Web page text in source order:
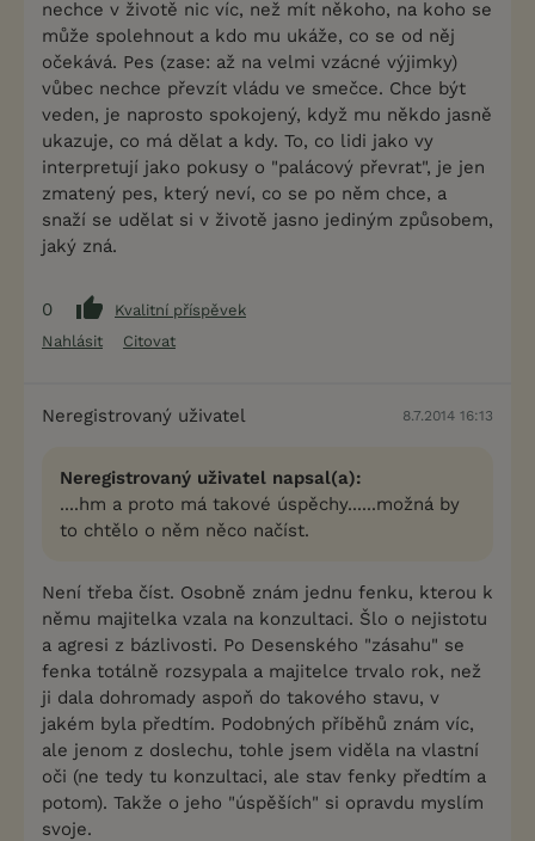
nechce v životě nic víc, než mít někoho, na koho se
může spolehnout a kdo mu ukáže, co se od něj
očekává. Pes (zase: až na velmi vzácné výjimky)
vůbec nechce převzít vládu ve smečce. Chce být
veden, je naprosto spokojený, když mu někdo jasně
ukazuje, co má dělat a kdy. To, co lidi jako vy
interpretují jako pokusy o "palácový převrat", je jen
zmatený pes, který neví, co se po něm chce, a
snaží se udělat si v životě jasno jediným způsobem,
jaký zná.
0
Kvalitní příspěvek
Nahlásit
Citovat
Neregistrovaný uživatel 8.7.2014 16:13
Neregistrovaný uživatel napsal(a):
....hm a proto má takové úspěchy......možná by
to chtělo o něm něco načíst.
Není třeba číst. Osobně znám jednu fenku, kterou k
němu majitelka vzala na konzultaci. Šlo o nejistotu
a agresi z bázlivosti. Po Desenského "zásahu" se
fenka totálně rozsypala a majitelce trvalo rok, než
ji dala dohromady aspoň do takového stavu, v
jakém byla předtím. Podobných příběhů znám víc,
ale jenom z doslechu, tohle jsem viděla na vlastní
oči (ne tedy tu konzultaci, ale stav fenky předtím a
potom). Takže o jeho "úspěších" si opravdu myslím
svoje.